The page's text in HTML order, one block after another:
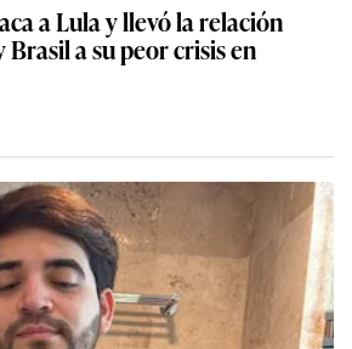
a Lula y llevó la relación
a su peor crisis en